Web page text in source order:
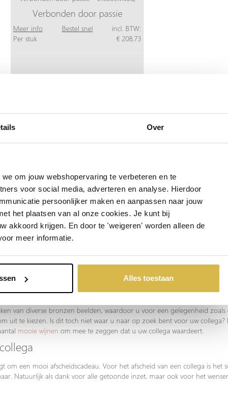
Over
om jouw webshopervaring te verbeteren en te
voor social media, adverteren en analyse. Hierdoor
persoonlijker maken en aanpassen naar jouw
het plaatsen van al onze cookies. Je kunt bij
akkoord krijgen. En door te 'weigeren' worden alleen de
meer informatie.
Alles toestaan
Verbonden door passie
Meer info Bestel snel
incl. BTW:
Per stuk
€ 208,73
Vorige 1 2
blijvend zijn. Kunstwerken die een mooie tijd symboliseren, om altijd op
herinneren. Verdient een van uw collega’s wel eens een beloning,
afscheid nemen van een collega die met pensioen gaat? Hoe kunt u uw
van diverse bronzen beelden, waardoor u voor een gelegenheid zoals
uit te kiezen. Is dit toch niet waar u naar op zoek bent voor uw collega?
mooie wijnen om mee te zeggen dat u uw collega waardeert.
om een mooi afscheidscadeau. Voor het afscheid van een collega is het
Natuurlijk als dank voor alle getoonde inzet, maar ook voor het